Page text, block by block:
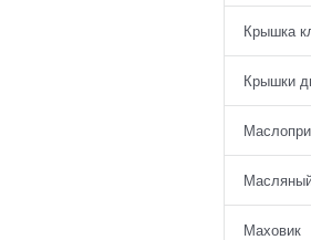
Крышка
Крышки
Маховик